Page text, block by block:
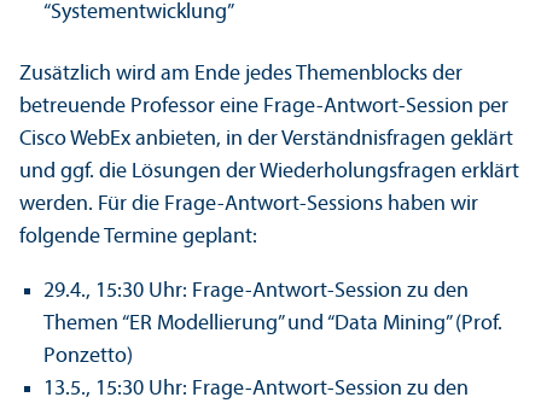
“Systementwicklung”
Zusätzlich wird am Ende jedes Themenblocks der
betreuende Professor eine Frage-Antwort-Session per
Cisco WebEx anbieten, in der Verständnisfragen geklärt
und ggf. die Lösungen der Wiederholungsfragen erklärt
werden. Für die Frage-Antwort-Sessions haben wir
folgende Termine geplant:
29.4., 15:30 Uhr: Frage-Antwort-Session zu den
Themen “ER Modellierung” und “Data Mining” (Prof.
Ponzetto)
13.5., 15:30 Uhr: Frage-Antwort-Session zu den